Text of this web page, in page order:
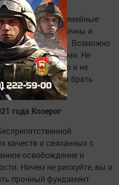
успешным. Семейные
будут гармоничны и
огорчать. Возможно
поколениями. Не
бы то ни было и не
давать клятв и брать
начатые дела.
года Козерог
качеств и связанных с
освобождение и
Ничем не рискуйте, вы и
прочный фундамент